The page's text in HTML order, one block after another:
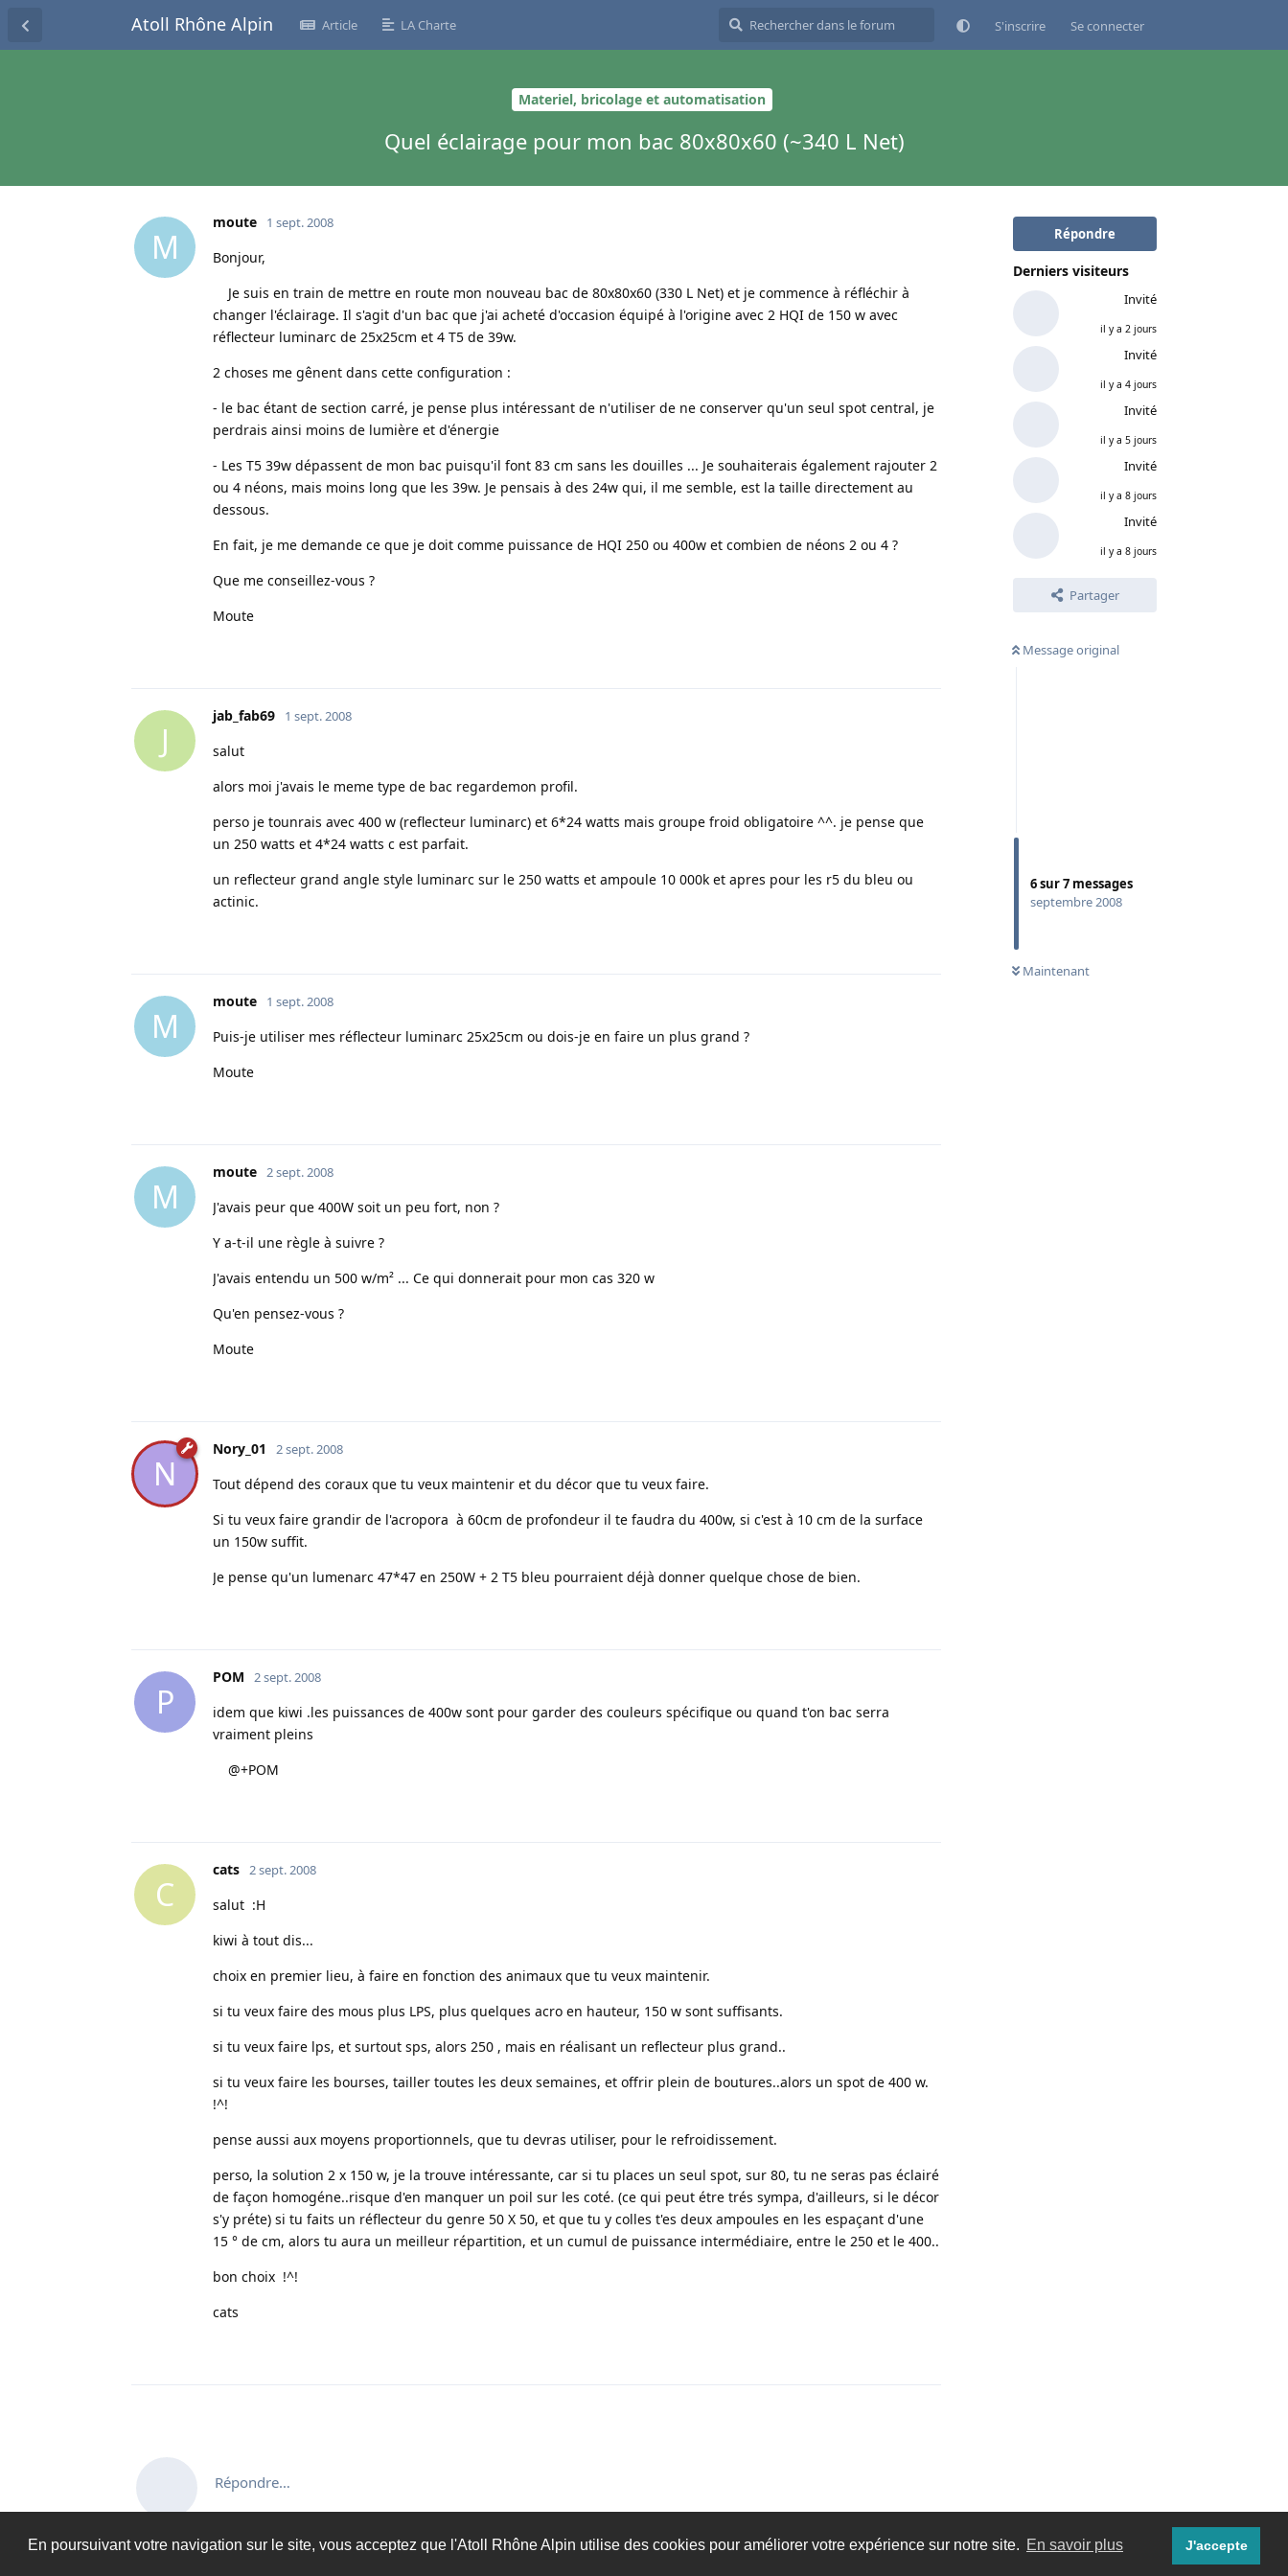
En poursuivant votre navigation sur le site, vous acceptez que l'Atoll Rhône Alpin utilise des cookies pour améliorer votre expérience sur notre site. En savoir plus J'accepte
Atoll Rhône Alpin Article LA Charte S'inscrire Se connecter
Materiel, bricolage et automatisation
Quel éclairage pour mon bac 80x80x60 (~340 L Net)
Répondre
Derniers visiteurs
Invité
il y a 2 jours
Invité
il y a 4 jours
Invité
il y a 5 jours
Invité
il y a 8 jours
Invité
il y a 8 jours
Partager
Message original
6sur7 messages
septembre 2008
Maintenant
M
moute 1 sept. 2008
Bonjour,
Je suis en train de mettre en route mon nouveau bac de 80x80x60 (330 L Net) et je commence à réfléchir à
changer l'éclairage. Il s'agit d'un bac que j'ai acheté d'occasion équipé à l'origine avec 2 HQI de 150 w avec
réflecteur luminarc de 25x25cm et 4 T5 de 39w.
2 choses me gênent dans cette configuration :
- le bac étant de section carré, je pense plus intéressant de n'utiliser de ne conserver qu'un seul spot central, je
perdrais ainsi moins de lumière et d'énergie
- Les T5 39w dépassent de mon bac puisqu'il font 83 cm sans les douilles ... Je souhaiterais également rajouter 2
ou 4 néons, mais moins long que les 39w. Je pensais à des 24w qui, il me semble, est la taille directement au
dessous.
En fait, je me demande ce que je doit comme puissance de HQI 250 ou 400w et combien de néons 2 ou 4 ?
Que me conseillez-vous ?
Moute
J
jab_fab69 1 sept. 2008
salut
alors moi j'avais le meme type de bac regardemon profil.
perso je tounrais avec 400 w (reflecteur luminarc) et 6*24 watts mais groupe froid obligatoire ^^. je pense que
un 250 watts et 4*24 watts c est parfait.
un reflecteur grand angle style luminarc sur le 250 watts et ampoule 10 000k et apres pour les r5 du bleu ou
actinic.
M
moute 1 sept. 2008
Puis-je utiliser mes réflecteur luminarc 25x25cm ou dois-je en faire un plus grand ?
Moute
M
moute 2 sept. 2008
J'avais peur que 400W soit un peu fort, non ?
Y a-t-il une règle à suivre ?
J'avais entendu un 500 w/m² ... Ce qui donnerait pour mon cas 320 w
Qu'en pensez-vous ?
Moute
N
Nory_01 2 sept. 2008
Tout dépend des coraux que tu veux maintenir et du décor que tu veux faire.
Si tu veux faire grandir de l'acropora à 60cm de profondeur il te faudra du 400w, si c'est à 10 cm de la surface
un 150w suffit.
Je pense qu'un lumenarc 47*47 en 250W + 2 T5 bleu pourraient déjà donner quelque chose de bien.
P
POM 2 sept. 2008
idem que kiwi .les puissances de 400w sont pour garder des couleurs spécifique ou quand t'on bac serra
vraiment pleins
@+POM
C
cats 2 sept. 2008
salut :H
kiwi à tout dis...
choix en premier lieu, à faire en fonction des animaux que tu veux maintenir.
si tu veux faire des mous plus LPS, plus quelques acro en hauteur, 150 w sont suffisants.
si tu veux faire lps, et surtout sps, alors 250 , mais en réalisant un reflecteur plus grand..
si tu veux faire les bourses, tailler toutes les deux semaines, et offrir plein de boutures..alors un spot de 400 w.
!^!
pense aussi aux moyens proportionnels, que tu devras utiliser, pour le refroidissement.
perso, la solution 2 x 150 w, je la trouve intéressante, car si tu places un seul spot, sur 80, tu ne seras pas éclairé
de façon homogéne..risque d'en manquer un poil sur les coté. (ce qui peut étre trés sympa, d'ailleurs, si le décor
s'y préte) si tu faits un réflecteur du genre 50 X 50, et que tu y colles t'es deux ampoules en les espaçant d'une
15 ° de cm, alors tu aura un meilleur répartition, et un cumul de puissance intermédiaire, entre le 250 et le 400..
bon choix !^!
cats
Répondre…